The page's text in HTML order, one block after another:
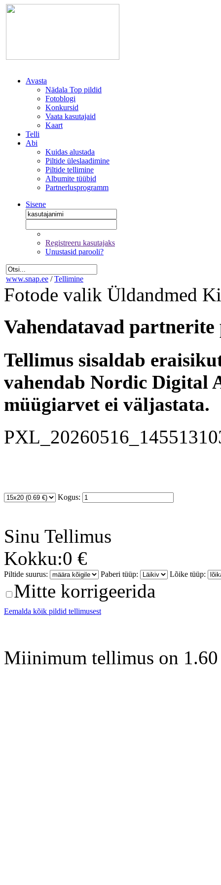
Avasta
Nädala Top pildid
Fotoblogi
Konkursid
Vaata kasutajaid
Kaart
Telli
Abi
Kuidas alustada
Piltide üleslaadimine
Piltide tellimine
Albumite tüübid
Partnerlusprogramm
Sisene
Registreeru kasutajaks
Unustasid parooli?
www.snap.ee / Tellimine
Fotode valik Üldandmed
Vahendatavad
Tellimus sisaldab
vahendab Nordic Digital
müügiarvet ei väljastata.
Kogus:
Sinu Tellimus
Kokku:0 €
Piltide suurus: Paberi tüüp: Lõike tüüp:
Mitte korrigeerida
Eemalda kõik pildid tellimusest
Miinimum tellimus on